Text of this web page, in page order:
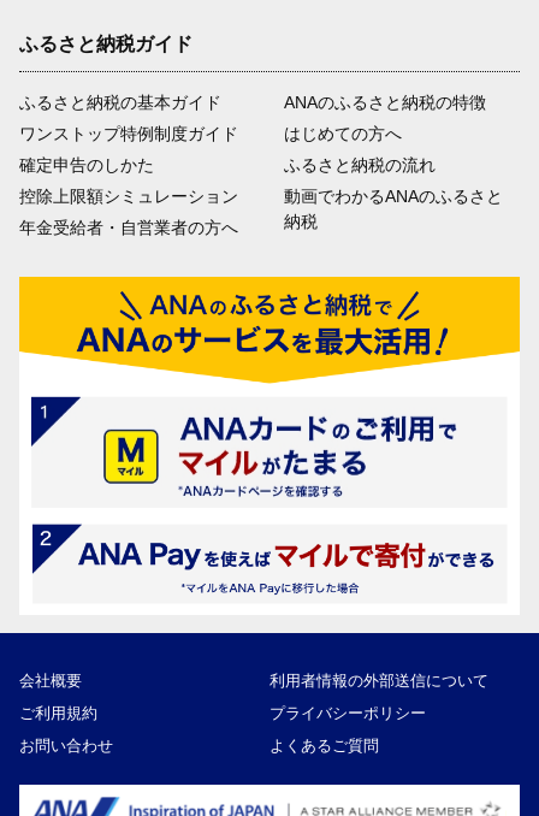
ふるさと納税ガイド
ふるさと納税の基本ガイド
ワンストップ特例制度ガイド
確定申告のしかた
控除上限額シミュレーション
年金受給者・自営業者の方へ
ANAのふるさと納税の特徴
はじめての方へ
ふるさと納税の流れ
動画でわかるANAのふるさと
納税
会社概要
利用者情報の外部送信について
ご利用規約
プライバシーポリシー
お問い合わせ
よくあるご質問